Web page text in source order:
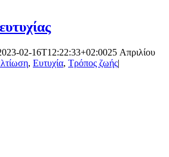
02-16T12:22:33+02:0025 Απριλίου
, Ευτυχία, Τρόπος ζωής|